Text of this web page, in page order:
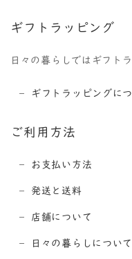
ギフトラッピング
日々の暮らしではギフト
ギフトラッピングに
ご利用方法
お支払い方法
発送と送料
店舗について
日々の暮らしについて